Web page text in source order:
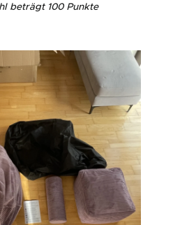
beträgt 100 Punkte